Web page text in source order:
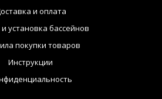
и оплата
установка бассейнов
покупки товаров
Инструкции